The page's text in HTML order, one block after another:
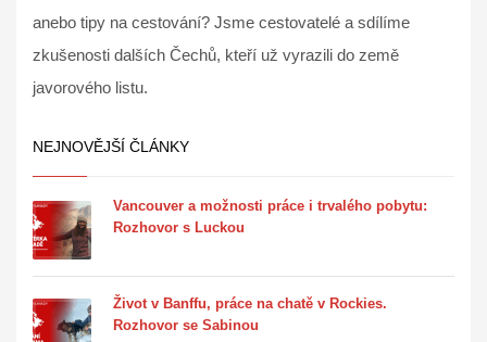
anebo tipy na cestování? Jsme cestovatelé a sdílíme
zkušenosti dalších Čechů, kteří už vyrazili do země
javorového listu.
NEJNOVĚJŠÍ ČLÁNKY
Vancouver a možnosti práce i trvalého pobytu:
Rozhovor s Luckou
Život v Banffu, práce na chatě v Rockies.
Rozhovor se Sabinou